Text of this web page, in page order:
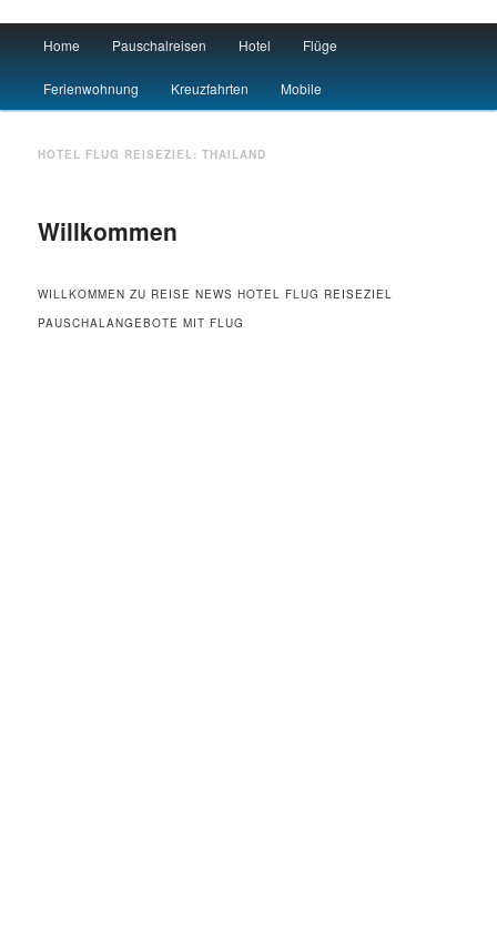
Urlaub
Skip to primary content
Skip to secondary content
Home Pauschalreisen Hotel Flüge
Ferienwohnung Kreuzfahrten Mobile
HOTEL FLUG REISEZIEL:THAILAND
Willkommen
WILLKOMMEN ZU REISE NEWS HOTEL FLUG REISEZIEL
PAUSCHALANGEBOTE MIT FLUG